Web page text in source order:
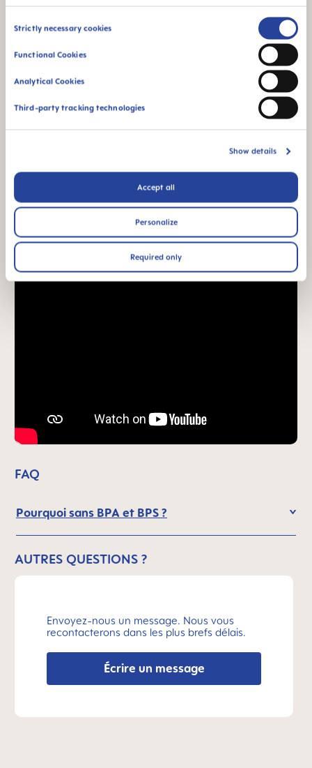
Consent
Strictly necessary cookies
Functional Cookies
Analytical Cookies
Third-party tracking technologies
Show details
Accept all
Personalize
Required only
FAQ
Pourquoi sans BPA et BPS ?
AUTRES QUESTIONS ?
Envoyez-nous un message. Nous vous
recontacterons dans les plus brefs délais.
Écrire un message